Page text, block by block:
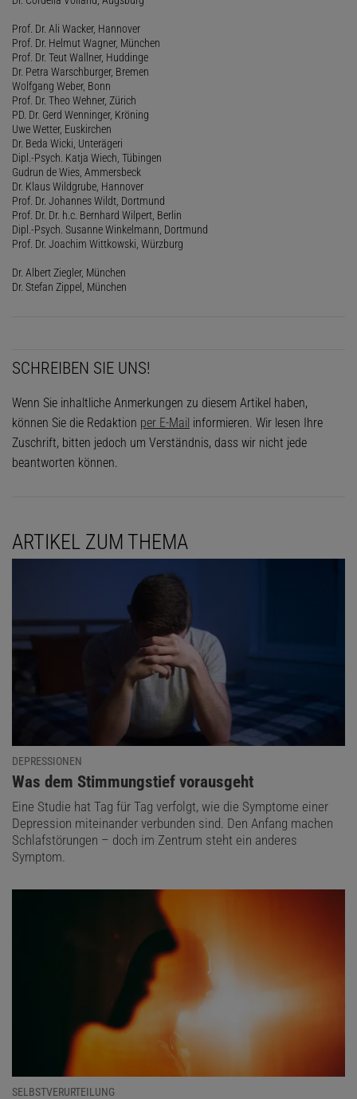
Prof. Dr. Ali Wacker, Hannover
Prof. Dr. Helmut Wagner, München
Prof. Dr. Teut Wallner, Huddinge
Dr. Petra Warschburger, Bremen
Wolfgang Weber, Bonn
Prof. Dr. Theo Wehner, Zürich
PD. Dr. Gerd Wenninger, Kröning
Uwe Wetter, Euskirchen
Dr. Beda Wicki, Unterägeri
Dipl.-Psych. Katja Wiech, Tübingen
Gudrun de Wies, Ammersbeck
Dr. Klaus Wildgrube, Hannover
Prof. Dr. Johannes Wildt, Dortmund
Prof. Dr. Dr. h.c. Bernhard Wilpert, Berlin
Dipl.-Psych. Susanne Winkelmann, Dortmund
Prof. Dr. Joachim Wittkowski, Würzburg
Dr. Albert Ziegler, München
Dr. Stefan Zippel, München
SCHREIBEN SIE UNS!
Wenn Sie inhaltliche Anmerkungen zu diesem Artikel haben,
können Sie die Redaktion per E-Mail informieren. Wir lesen Ihre
Zuschrift, bitten jedoch um Verständnis, dass wir nicht jede
beantworten können.
ARTIKEL ZUM THEMA
DEPRESSIONEN
:
Was dem Stimmungstief vorausgeht
Eine Studie hat Tag für Tag verfolgt, wie die Symptome einer
Depression miteinander verbunden sind. Den Anfang machen
Schlafstörungen – doch im Zentrum steht ein anderes
Symptom.
SELBSTVERURTEILUNG